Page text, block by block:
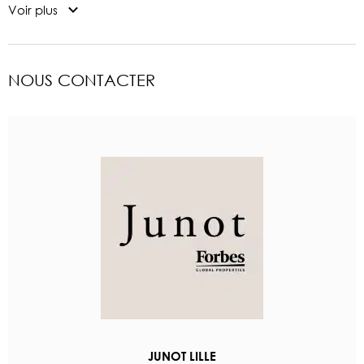
Voir plus
NOUS CONTACTER
JUNOT LILLE